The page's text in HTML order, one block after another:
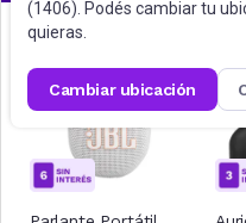
(1406). Podés cambiar tu
quieras.
cambiar ubicación